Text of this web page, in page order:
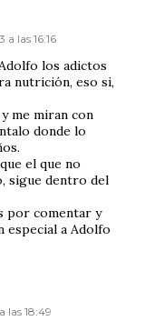
a las 16:16
los adictos
nutrición, eso si,
me miran con
donde lo
el que no
sigue dentro del
por comentar y
a Adolfo
las 18:49